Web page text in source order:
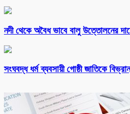
নদী থেকে অবৈধ ভাবে বালু উত্তোলনের
সংঘবদ্ধ ধর্ম ব্যবসায়ী গোষ্ঠী জাতিকে